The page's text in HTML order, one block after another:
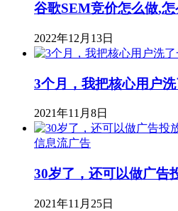
谷歌SEM竞价怎么做,怎
2022年12月13日
3个月，我把核心用户
2021年11月8日
信息流广告
30岁了，还可以做广告
2021年11月25日